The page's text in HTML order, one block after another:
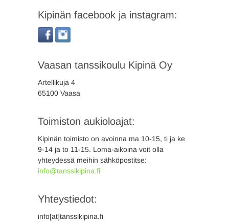
Kipinän facebook ja instagram:
Vaasan tanssikoulu Kipinä Oy
Artellikuja 4
65100 Vaasa
Toimiston aukioloajat:
Kipinän toimisto on avoinna ma 10-15, ti ja ke
9-14 ja to 11-15. Loma-aikoina voit olla
yhteydessä meihin sähköpostitse:
info@tanssikipina.fi
Yhteystiedot:
info[at]tanssikipina.fi